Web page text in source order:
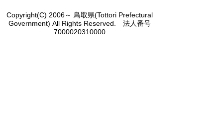
Copyright(C) 2006～ 鳥取県(Tottori Prefectural
Government) All Rights Reserved. 法人番号
7000020310000